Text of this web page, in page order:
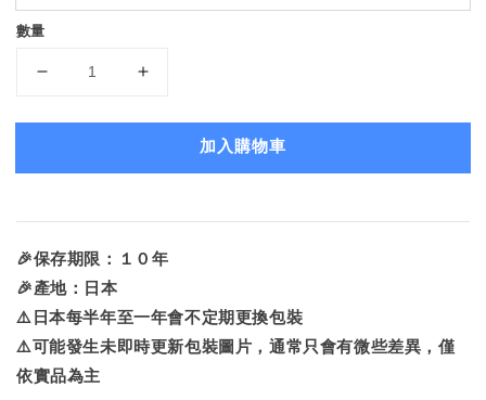
數量
加入購物車
🎉保存期限：１０年
🎉產地：日本
⚠️日本每半年至一年會不定期更換包裝
⚠️可能發生未即時更新包裝圖片，通常只會有微些差異，僅
依實品為主